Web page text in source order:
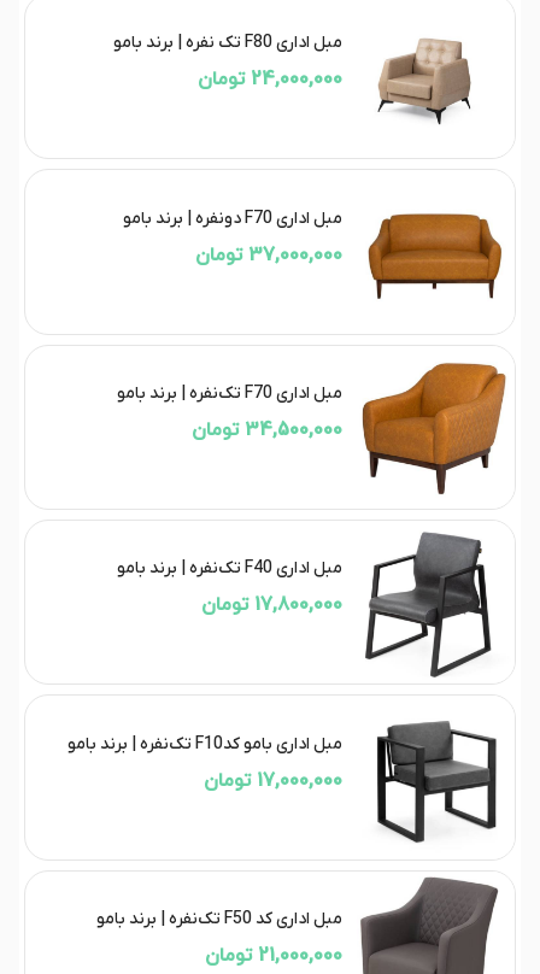
مبل اداری F80 تک نفره | برند بامو
24,000,000 تومان
مبل اداری F70 دونفره | برند بامو
37,000,000 تومان
مبل اداری F70 تک‌نفره | برند بامو
34,500,000 تومان
مبل اداری F40 تک‌نفره | برند بامو
17,800,000 تومان
مبل اداری بامو کدF10 تک‌نفره | برند بامو
17,000,000 تومان
مبل اداری کد F50 تک‌نفره | برند بامو
21,000,000 تومان